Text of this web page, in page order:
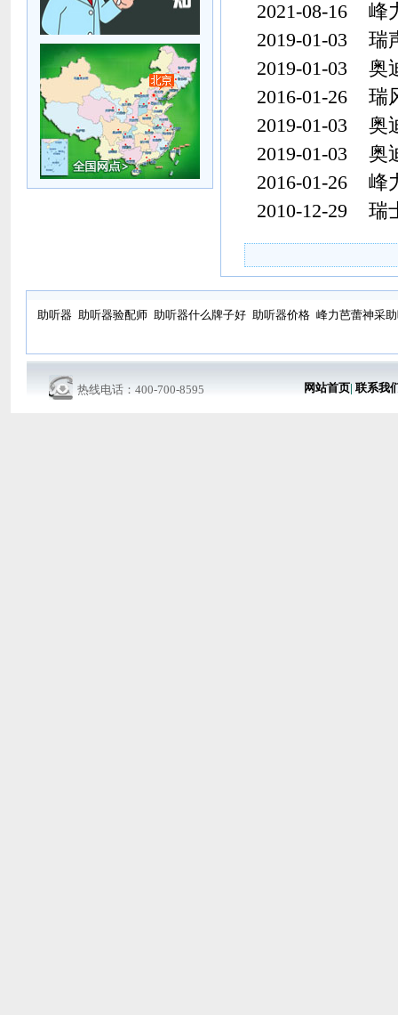
2021-08-16 峰
2019-01-03 瑞
2019-01-03 奥
2016-01-26 瑞
2019-01-03 奥
2019-01-03 奥
2016-01-26 峰
2010-12-29 瑞
助听器 助听器验配师 助听器什么牌子好 助听器价格 峰力芭蕾神采
热线电话：400-700-8595 网站首页| 联系我